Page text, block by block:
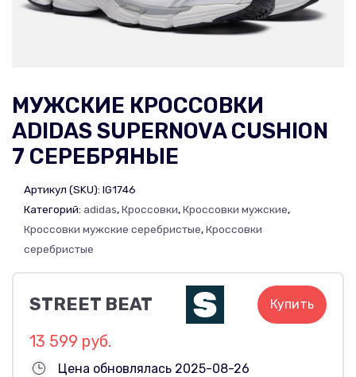
МУЖСКИЕ КРОССОВКИ
ADIDAS SUPERNOVA CUSHION
7 СЕРЕБРЯНЫЕ
Артикул (SKU): IG1746
Категорий: adidas,Кроссовки,Кроссовки мужские,
Кроссовки мужские серебристые,Кроссовки
серебристые
STREET BEAT Купить
13 599 руб.
Цена обновлялась 2025-08-26